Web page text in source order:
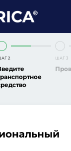
2 ШАГ 3